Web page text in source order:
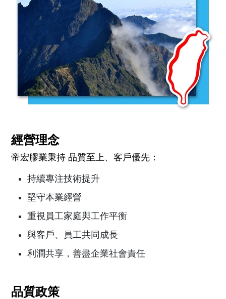
經營理念
帝宏膠業秉持 品質至上、客戶優先：
持續專注技術提升
堅守本業經營
重視員工家庭與工作平衡
與客戶、員工共同成長
利潤共享，善盡企業社會責任
品質政策